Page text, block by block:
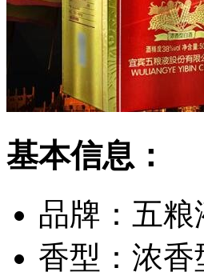
基本信息：
品牌： 五粮
香型： 浓香